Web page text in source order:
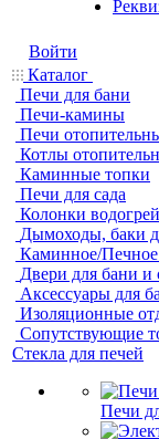
Войти
Каталог
Печи для бани
Печи-камины
Печи
Котлы
Каминные топки
Печи для сада
Колонки
Дымоходы, баки
Каминное/Печное
Двери для бани и
Аксессуары для
Изоляционные
Сопутствующие
Стекла для печей
Печи